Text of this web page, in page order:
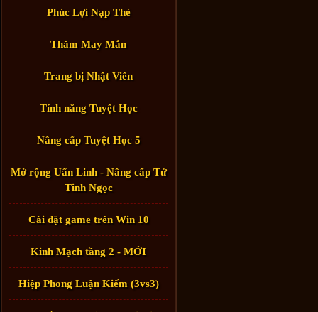
Phúc Lợi Nạp Thẻ
Thăm May Mắn
Trang bị Nhật Viên
Tính năng Tuyệt Học
Nâng cấp Tuyệt Học 5
Mở rộng Uẩn Linh - Nâng cấp Tử
Tinh Ngọc
Cài đặt game trên Win 10
Kinh Mạch tầng 2 - MỚI
Hiệp Phong Luận Kiếm (3vs3)